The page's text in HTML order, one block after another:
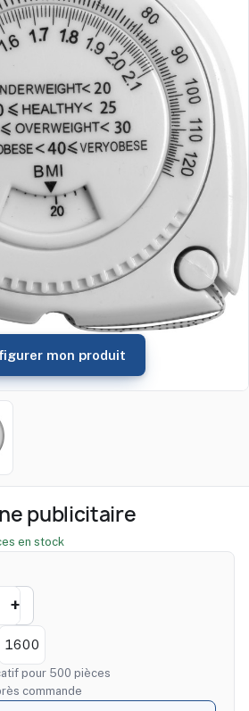
mon produit
publicitaire
en stock
1600
pour 500 pièces
commande